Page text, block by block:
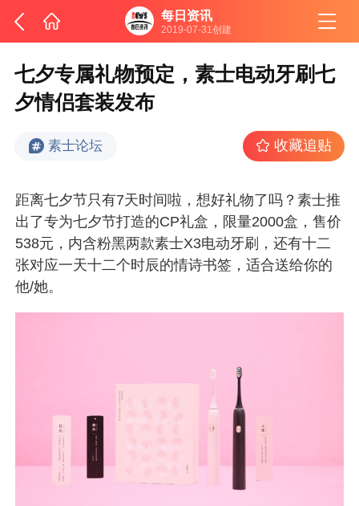
每日资讯
2019-07-31创建
七夕专属礼物预定，素士电动牙刷七
夕情侣套装发布
素士论坛 收藏追贴
距离七夕节只有7天时间啦，想好礼物了吗？素士推
出了专为七夕节打造的CP礼盒，限量2000盒，售价
538元，内含粉黑两款素士X3电动牙刷，还有十二
张对应一天十二个时辰的情诗书签，适合送给你的
他/她。